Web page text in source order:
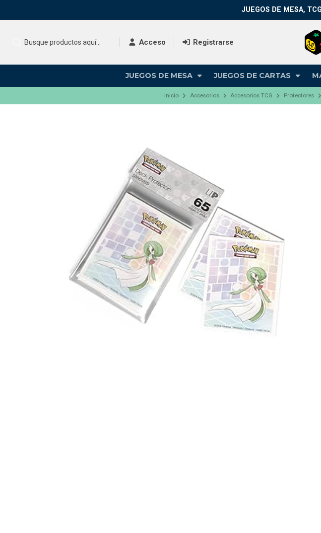
Acceso Registrarse
JUEGOS DE MESA JUEGOS DE CARTAS
JUEGOS DE MESA,
Inicio Accesorios Accesorios TCG Protectores